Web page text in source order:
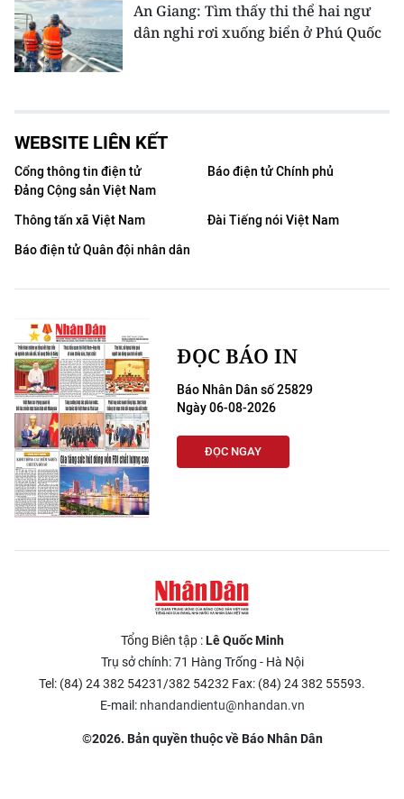
An Giang: Tìm thấy thi thể hai ngư
dân nghi rơi xuống biển ở Phú Quốc
WEBSITE LIÊN KẾT
Cổng thông tin điện tử
Đảng Cộng sản Việt Nam
Báo điện tử Chính phủ
Thông tấn xã Việt Nam
Đài Tiếng nói Việt Nam
Báo điện tử Quân đội nhân dân
ĐỌC BÁO IN
Báo Nhân Dân số 25829
Ngày 06-08-2026
ĐỌC NGAY
Tổng Biên tập :Lê Quốc Minh
Trụ sở chính: 71 Hàng Trống - Hà Nội
Tel: (84) 24 382 54231/382 54232 Fax: (84) 24 382 55593.
E-mail: nhandandientu@nhandan.vn
©2026. Bản quyền thuộc về Báo Nhân Dân